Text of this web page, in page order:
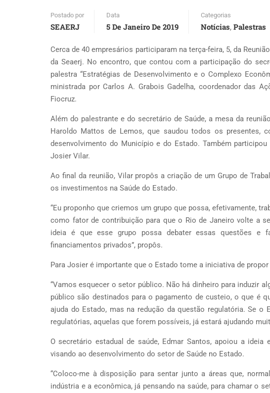
Postado por
SEAERJ
Data
5 De Janeiro De 2019
Categorias
Notícias, Palestras
Cerca de 40 empresários participaram na terça-feira, 5, da
da Seaerj. No encontro, que contou com a participação do
palestra “Estratégias de Desenvolvimento e o Complexo
ministrada por Carlos A. Grabois Gadelha, coordenador das
Fiocruz.
Além do palestrante e do secretário de Saúde, a mesa da
Haroldo Mattos de Lemos, que saudou todos os presentes,
desenvolvimento do Município e do Estado. Também
Josier Vilar.
Ao final da reunião, Vilar propôs a criação de um Grupo de
os investimentos na Saúde do Estado.
“Eu proponho que criemos um grupo que possa, efetivamente,
como fator de contribuição para que o Rio de Janeiro volte a
ideia é que esse grupo possa debater essas questões e
financiamentos privados”, propôs.
Para Josier é importante que o Estado tome a iniciativa de
“Vamos esquecer o setor público. Não há dinheiro para induzir
público são destinados para o pagamento de custeio, o que é
ajuda do Estado, mas na redução da questão regulatória. Se
regulatórias, aquelas que forem possíveis, já estará ajudando
O secretário estadual de saúde, Edmar Santos, apoiou a
visando ao desenvolvimento do setor de Saúde no Estado.
“Coloco-me à disposição para sentar junto a áreas que,
indústria e a econômica, já pensando na saúde, para chamar o